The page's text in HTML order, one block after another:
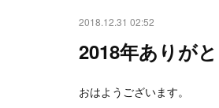
2018.12.31 02:52
2018年ありが
おはようございます。